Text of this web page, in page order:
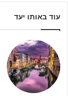
עוד באותו יעד